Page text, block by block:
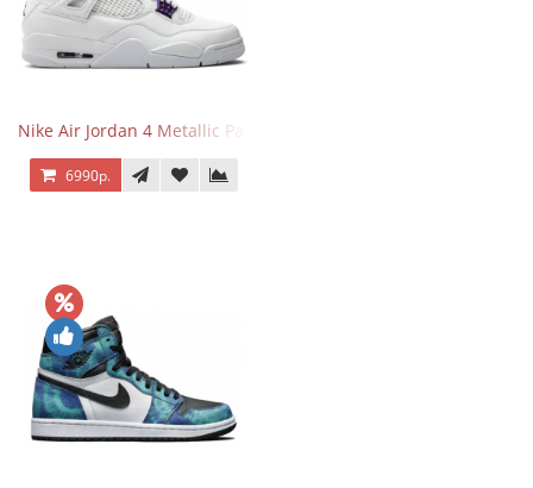
Nike Air Jordan 4 Metallic Pack Purple
6990р.